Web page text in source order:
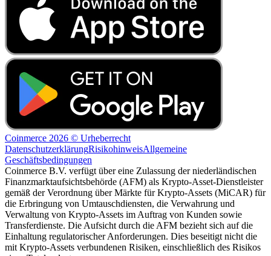
Coinmerce 2026 © Urheberrecht
DatenschutzerklärungRisikohinweisAllgemeine
Geschäftsbedingungen
Coinmerce B.V. verfügt über eine Zulassung der niederländischen
Finanzmarktaufsichtsbehörde (AFM) als Krypto-Asset-Dienstleister
gemäß der Verordnung über Märkte für Krypto-Assets (MiCAR) für
die Erbringung von Umtauschdiensten, die Verwahrung und
Verwaltung von Krypto-Assets im Auftrag von Kunden sowie
Transferdienste. Die Aufsicht durch die AFM bezieht sich auf die
Einhaltung regulatorischer Anforderungen. Dies beseitigt nicht die
mit Krypto-Assets verbundenen Risiken, einschließlich des Risikos